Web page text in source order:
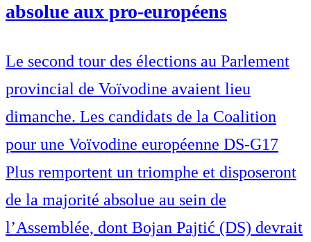
absolue aux pro-européens
Le second tour des élections au Parlement
provincial de Voïvodine avaient lieu
dimanche. Les candidats de la Coalition
pour une Voïvodine européenne DS-G17
Plus remportent un triomphe et disposeront
de la majorité absolue au sein de
l’Assemblée, dont Bojan Pajtić (DS) devrait